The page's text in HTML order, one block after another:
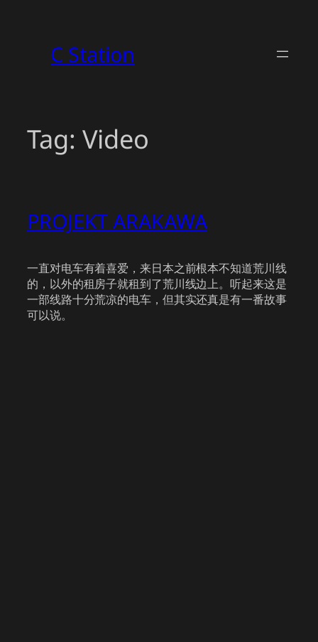
contentC Station
Tag: Video
PROJEKT ARAKAWA
一直对电车有着喜爱，来日本之前根本不知道荒川线
的，以外的租房子就租到了荒川线边上。听起来这是
一部线路十分荒凉的电车，但其实还真是有一番故事
可以说。